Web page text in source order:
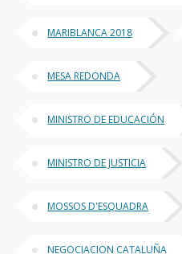
MARIBLANCA 2018
MESA REDONDA
MINISTRO DE EDUCACIÓN
MINISTRO DE JUSTICIA
MOSSOS D'ESQUADRA
NEGOCIACION CATALUÑA